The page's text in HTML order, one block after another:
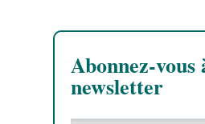
Abonnez-vous
newsletter